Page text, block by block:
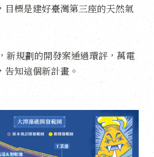
目標是建好臺灣第三座的天然氣
新規劃的開發案通過環評，萬電
告知這個新計畫。